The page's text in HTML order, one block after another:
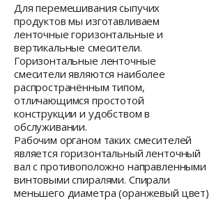
Для перемешивания сыпучих
продуктов мы изготавливаем
ленточные горизонтальные и
вертикальные смесители.
Горизонтальные ленточные
смесители являются наиболее
распространённым типом,
отличающимся простотой
конструкции и удобством в
обслуживании.
Рабочим органом таких смесителей
является горизонтальный ленточный
вал с противоположно направленными
винтовыми спиралями. Спирали
меньшего диаметра (оранжевый цвет)